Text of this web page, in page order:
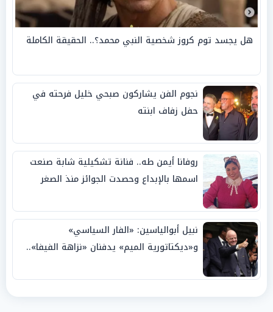
هل يجسد توم كروز شخصية النبي محمد؟.. الحقيقة الكاملة
نجوم الفن يشاركون صبحي خليل فرحته في
حفل زفاف ابنته
روفانا أيمن طه.. فنانة تشكيلية شابة صنعت
اسمها بالإبداع وحصدت الجوائز منذ الصغر
نبيل أبوالياسين: «الفار السياسي»
و«ديكتاتورية الميم» يدفنان «نزاهة الفيفا»..